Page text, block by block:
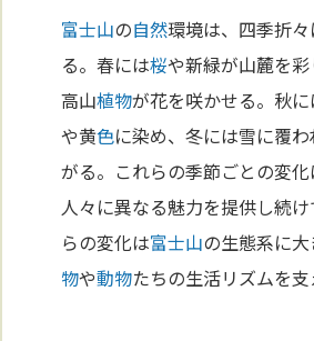
富士山の自然環境は、四季折
る。春には桜や新緑が山麓を
高山植物が花を咲かせる。秋
や黄色に染め、冬には雪に覆
がる。これらの季節ごとの変化
人々に異なる魅力を提供し続
らの変化は富士山の生態系に
物や動物たちの生活リズムを支